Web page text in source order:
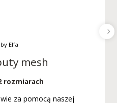
Elfa
mesh
rozmiarach
za pomocą naszej